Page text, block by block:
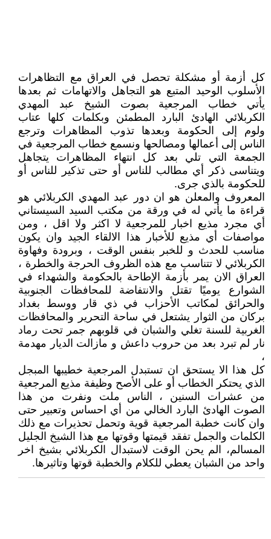
كل أزمة أو مشكلة تحصل في العراق مع التظاهرات
الأسلوب الوحيد المتبع هو التجاهل والاتهامات ثم بعدها
يأتي خطاب المرجعية بصوت الشيخ عبد المهدي
الكربلائي الهادئ البارد المطمئن وبكلمات كلها عتاب
ولوم إلى الحكومة وبعدها تذوب المظاهرات وترجع
الناس إلى أعمالها ومصالحها ونسمع خطاب المرجعية في
الجمعة التي تلي بعد كل انتهاء المظاهرات يتجاهل
ويتناسى ذكر أي مطالب للناس أو حتى تذكير للناس أو
للحكومة بالذي جرى.
المعروف والمعلن هو ان دور عبد المهدي الكربلائي هو
قراءة ما يأتي له في ورقة من مكتب السيد السيستاني
أي مجرد مذيع اخبار للمرجعية لا اكثر ولا اقل ، ومن
مواصفات أي مذيع للأخبار هذا الالقاء الجيد وان يكون
مناسب للحدث و للخبر بنفس الوقت ، وبرودة وفهاوة
الكربلائي لا تتناسب مع هذه الظروف الحرجة والخطرة ،
العراق الان يمر بأزمة الإطاحة بالحكومة والشهداء في
الشوارع يوميًا تقتل والانتفاضة للمحافظات الجنوبية
والحرائق لمكاتب الأحزاب في ذي قار ووسط بغداد
بركان من الثوار يشتعل في ساحة التحرير والمحافظات
الغربية للسنة تغلي والشبان في قلوبهم جمر تحت رماد
نار لم تبرد بعد من حروب داعش و مازالت الديار مهدمة
،
كل هذا الا يستحق ان تستبدل المرجعية خطيبها المبجل
الذي يحتكر الخطاب أو على الأصح وظيفة مذيع المرجعية
من عشرات السنين ، الناس ملت ونفرت من هذا
الصوت الهادئ البارد الخالي من أي احساس وتعبير حتى
وان كانت خطبة المرجعية قوية وتحمل تحذيرات مع ذلك
الكلمات والجمل تفقد قيمتها وقوتها مع هذا الشيخ الجليل
المسالم، الم يحن الوقت لاستبدال الكربلائي بشيخ اخر
واحد من الشبان يعطي للكلام والخطبة قوتها وتاثيرها.